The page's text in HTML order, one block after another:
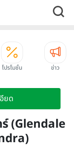
โปรโมชั่น ข่าว
ยด
(Glendale